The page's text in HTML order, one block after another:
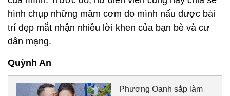
hình chụp những mâm cơm do mình nấu được bài
trí đẹp mắt nhận nhiều lời khen của bạn bè và cư
dân mạng.
Quỳnh An
Phương Oanh sắp làm